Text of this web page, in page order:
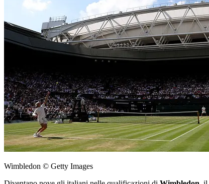
Wimbledon © Getty Images